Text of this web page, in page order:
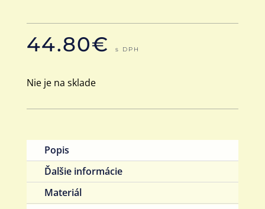
44.80€ s DPH
Nie je na sklade
Popis
Ďalšie informácie
Materiál